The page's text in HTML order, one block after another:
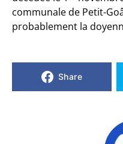
communale de Petit-
probablement la
Share